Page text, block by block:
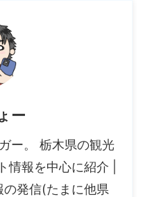
ー
ー。 栃木県の観光
情報を中心に紹介 |
発信(たまに他県